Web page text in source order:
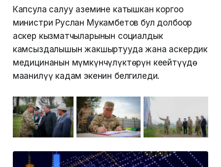
Капсула салуу аземине катышкан коргоо
министри Руслан Мукамбетов бул долбоор
аскер кызматчыларынын социалдык
камсыздалышын жакшыртууда жана аскердик
медицинанын мүмкүнчүлүктөрүн кеңейтүүдө
маанилүү кадам экенин белгиледи.